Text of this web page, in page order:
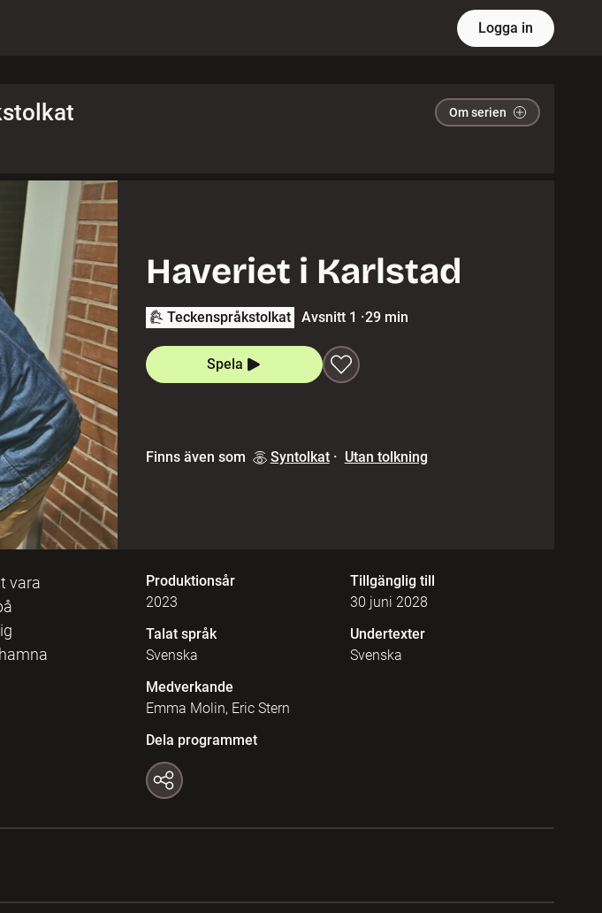
Logga in
Om serien
Haveriet i Karlstad
Teckenspråkstolkat Avsnitt 1 ·29 min
Spela
Finns även som Syntolkat · Utan tolkning
vara
Produktionsår
2023
Tillgänglig till
30 juni 2028
Talat språk
Svenska
Undertexter
Svenska
Medverkande
Emma Molin, Eric Stern
Dela programmet